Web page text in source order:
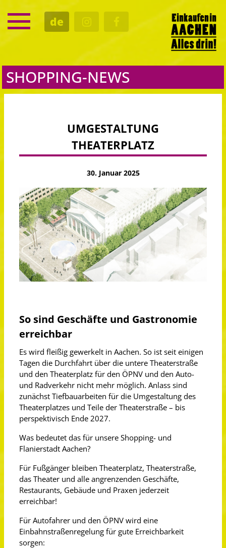
de
SERVICE
TERMINE
SHOPPING-NEWS
UMGESTALTUNG
THEATERPLATZ
30. Januar 2025
So sind Geschäfte und Gastronomie
erreichbar
Es wird fleißig gewerkelt in Aachen. So ist seit einigen
Tagen die Durchfahrt über die untere Theaterstraße
und den Theaterplatz für den ÖPNV und den Auto-
und Radverkehr nicht mehr möglich. Anlass sind
zunächst Tiefbauarbeiten für die Umgestaltung des
Theaterplatzes und Teile der Theaterstraße – bis
perspektivisch Ende 2027.
Was bedeutet das für unsere Shopping- und
Flanierstadt Aachen?
Für Fußgänger bleiben Theaterplatz, Theaterstraße,
das Theater und alle angrenzenden Geschäfte,
Restaurants, Gebäude und Praxen jederzeit
erreichbar!
Für Autofahrer und den ÖPNV wird eine
Einbahnstraßenregelung für gute Erreichbarkeit
sorgen: